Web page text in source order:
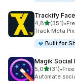
Trackify
4,8z 5 hvězd
(351)
Celkový počet
•
Track Meta
Built for
Magik Social
5,0z 5 hvězd
(31)
Celkový počet
•
Automate